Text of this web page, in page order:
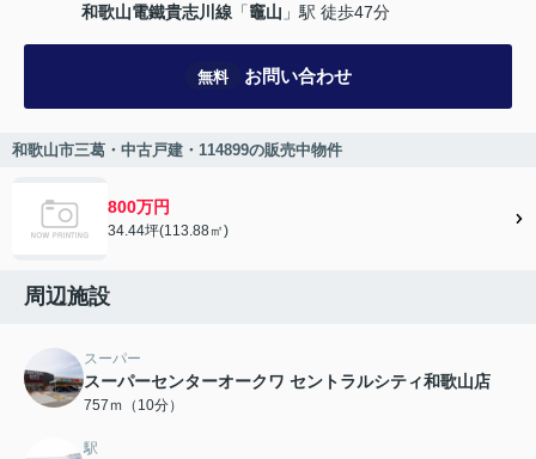
和歌山電鐵貴志川線 「竈山 」駅 徒歩47分
無料 お問い合わせ
和歌山市三葛・中古戸建・114899の販売中物件
800万円
34.44坪(113.88㎡)
周辺施設
スーパー
スーパーセンターオークワ セントラルシティ和歌山店
757ｍ（10分）
駅